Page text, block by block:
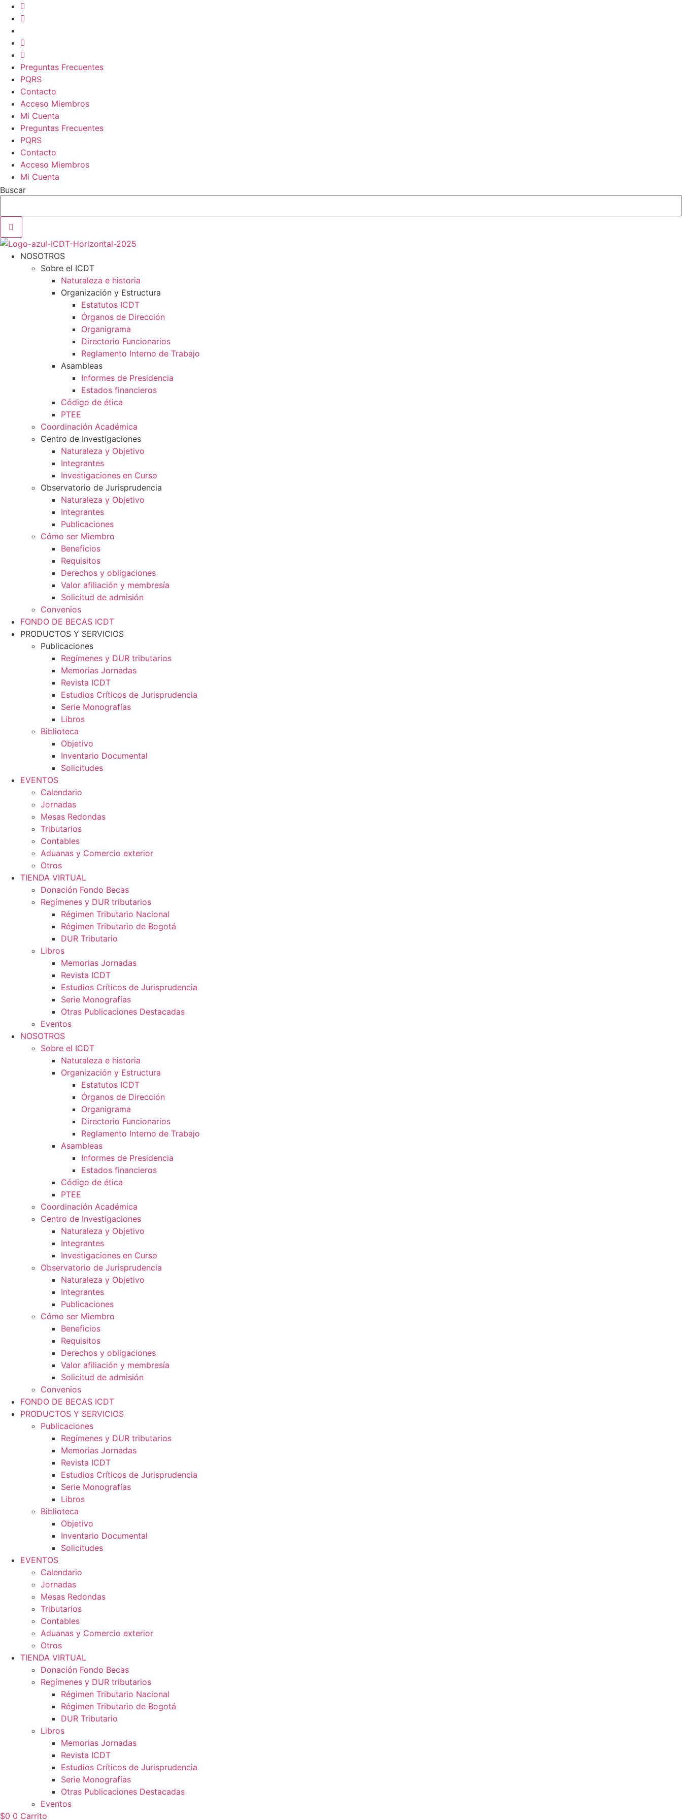
contenido
Preguntas Frecuentes
PQRS
Contacto
Acceso Miembros
Mi Cuenta
Preguntas Frecuentes
PQRS
Contacto
Acceso Miembros
Mi Cuenta
Buscar
NOSOTROS
Sobre el ICDT
Naturaleza e historia
Organización y Estructura
Estatutos ICDT
Órganos de Dirección
Organigrama
Directorio Funcionarios
Reglamento Interno de Trabajo
Asambleas
Informes de Presidencia
Estados financieros
Código de ética
PTEE
Coordinación Académica
Centro de Investigaciones
Naturaleza y Objetivo
Integrantes
Investigaciones en Curso
Observatorio de Jurisprudencia
Naturaleza y Objetivo
Integrantes
Publicaciones
Cómo ser Miembro
Beneficios
Requisitos
Derechos y obligaciones
Valor afiliación y membresía​
Solicitud de admisión
Convenios
FONDO DE BECAS ICDT
PRODUCTOS Y SERVICIOS
Publicaciones
Regímenes y DUR tributarios
Memorias Jornadas
Revista ICDT
Estudios Críticos de Jurisprudencia
Serie Monografías
Libros
Biblioteca
Objetivo
Inventario Documental
Solicitudes
EVENTOS
Calendario
Jornadas
Mesas Redondas
Tributarios
Contables
Aduanas y Comercio exterior
Otros
TIENDA VIRTUAL
Donación Fondo Becas
Regímenes y DUR tributarios
Régimen Tributario Nacional
Régimen Tributario de Bogotá
DUR Tributario
Libros
Memorias Jornadas
Revista ICDT
Estudios Críticos de Jurisprudencia
Serie Monografías
Otras Publicaciones Destacadas
Eventos
NOSOTROS
Sobre el ICDT
Naturaleza e historia
Organización y Estructura
Estatutos ICDT
Órganos de Dirección
Organigrama
Directorio Funcionarios
Reglamento Interno de Trabajo
Asambleas
Informes de Presidencia
Estados financieros
Código de ética
PTEE
Coordinación Académica
Centro de Investigaciones
Naturaleza y Objetivo
Integrantes
Investigaciones en Curso
Observatorio de Jurisprudencia
Naturaleza y Objetivo
Integrantes
Publicaciones
Cómo ser Miembro
Beneficios
Requisitos
Derechos y obligaciones
Valor afiliación y membresía​
Solicitud de admisión
Convenios
FONDO DE BECAS ICDT
PRODUCTOS Y SERVICIOS
Publicaciones
Regímenes y DUR tributarios
Memorias Jornadas
Revista ICDT
Estudios Críticos de Jurisprudencia
Serie Monografías
Libros
Biblioteca
Objetivo
Inventario Documental
Solicitudes
EVENTOS
Calendario
Jornadas
Mesas Redondas
Tributarios
Contables
Aduanas y Comercio exterior
Otros
TIENDA VIRTUAL
Donación Fondo Becas
Regímenes y DUR tributarios
Régimen Tributario Nacional
Régimen Tributario de Bogotá
DUR Tributario
Libros
Memorias Jornadas
Revista ICDT
Estudios Críticos de Jurisprudencia
Serie Monografías
Otras Publicaciones Destacadas
Eventos
$0 0 Carrito